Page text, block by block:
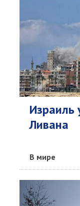
Израиль
Ливана
В мире